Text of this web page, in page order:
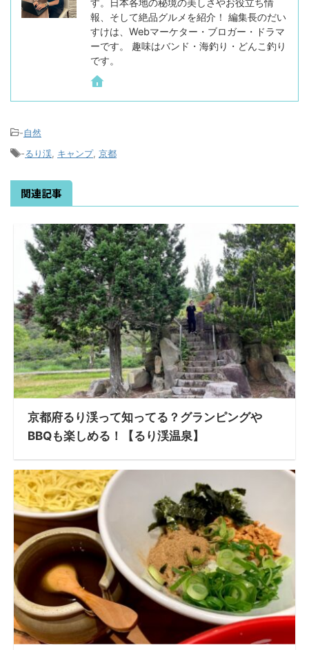
す。日本各地の秘境の美しさやお役立ち情
報、そして絶品グルメを紹介！ 編集長のだい
すけは、Webマーケター・ブロガー・ドラマ
ーです。 趣味はバンド・海釣り・どんこ釣り
です。
-自然
-るり渓 キャンプ, 京都
関連記事
京都府るり渓って知ってる？グランピングや
BBQも楽しめる！【るり渓温泉】